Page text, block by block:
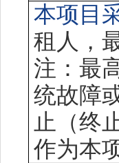
本项目
租 人 ，
注 ：最
统故障
止
（终
作为本